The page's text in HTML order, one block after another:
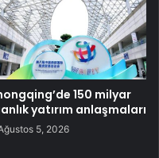
150 milyar
yatırım anlaşmaları
5, 2026